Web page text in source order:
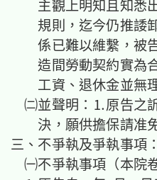
主觀上明知且知悉
規則，迄今仍推諉
係已難以維繫，被
造間勞動契約實為
工資、退休金並無
㈡並聲明：⒈原告之
決，願供擔保請准
三、不爭執及爭執事項：
㈠不爭執事項（本院